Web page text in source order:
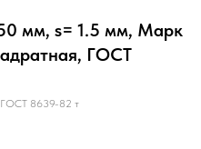
мм, s= 1.5 мм, Марк
ГОСТ
ГОСТ 8639-82 т